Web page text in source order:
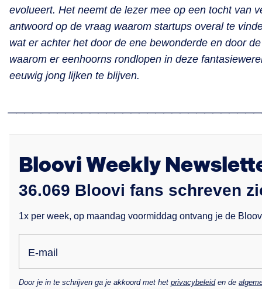
evolueert. Het neemt de lezer mee op een tocht van
antwoord op de vraag waarom startups overal te
wat er achter het door de ene bewonderde en door
waarom er eenhoorns rondlopen in deze
eeuwig jong lijken te blijven.
Bloovi Weekly
36.069 Bloovi fans schreven
1x per week, op maandag voormiddag ontvang je de
E-mail
Door je in te schrijven ga je akkoord met het privacybeleiden de